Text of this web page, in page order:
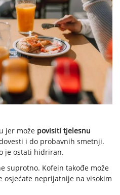
jer može povisiti tjelesnu
i do probavnih smetnji.
je ostati hidriran.
suprotno. Kofein takođe može
neprijatnije na visokim